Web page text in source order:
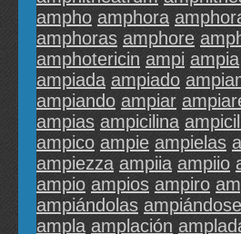
ampho amphora
amphoras amphore
amphotericin ampi ampia
ampiada ampiado
ampiando ampiar
ampias ampicilina
ampico ampie ampielas
ampiezza ampiia ampiio
ampio ampios ampiro
ampiándolas ampiándose
ampla amplación